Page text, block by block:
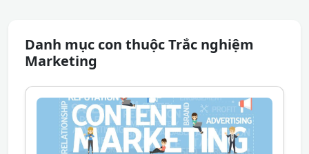
Danh mục con thuộc Trắc nghiệm
Marketing